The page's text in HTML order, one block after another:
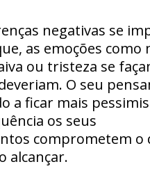
negativas se
as emoções como
ou tristeza se
O seu
a ficar mais
os seus
comprometem o
alcançar.